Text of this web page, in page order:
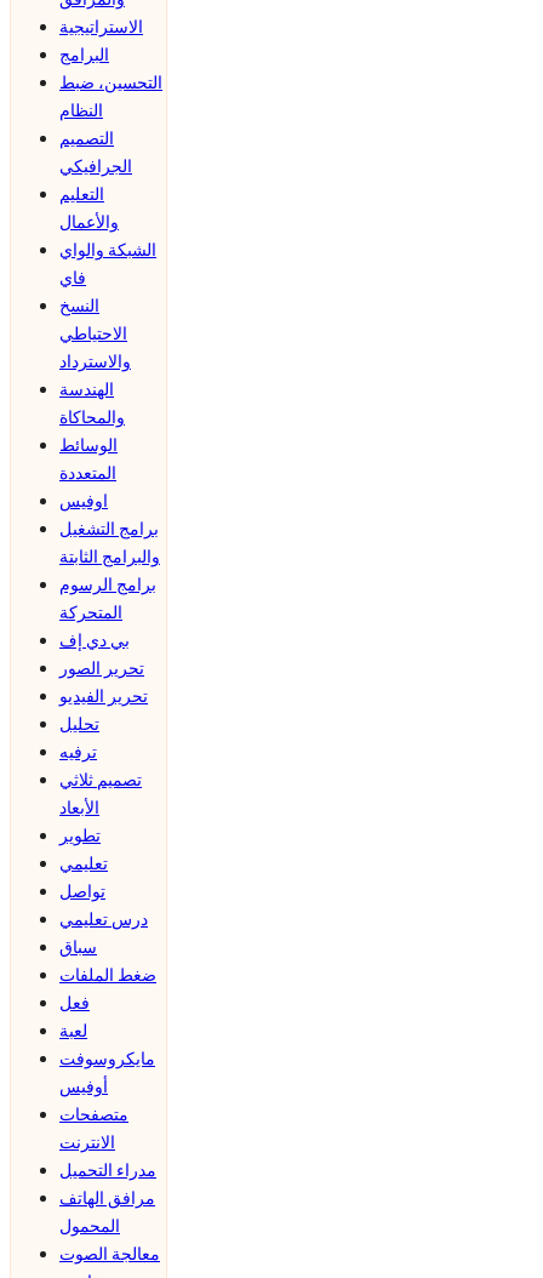
الاستراتيجية
البرامج
التحسين، ضبط
النظام
التصميم
الجرافيكي
التعليم
والأعمال
الشبكة والواي
فاي
النسخ
الاحتياطي
والاسترداد
الهندسة
والمحاكاة
الوسائط
المتعددة
اوفيس
برامج التشغيل
والبرامج الثابتة
برامج الرسوم
المتحركة
بي دي إف
تحرير الصور
تحرير الفيديو
تحليل
ترفيه
تصميم ثلاثي
الأبعاد
تطوير
تعليمي
تواصل
درس تعليمي
سباق
ضغط الملفات
فعل
لعبة
مايكروسوفت
أوفيس
متصفحات
الانترنت
مدراء التحميل
مرافق الهاتف
المحمول
معالجة الصوت